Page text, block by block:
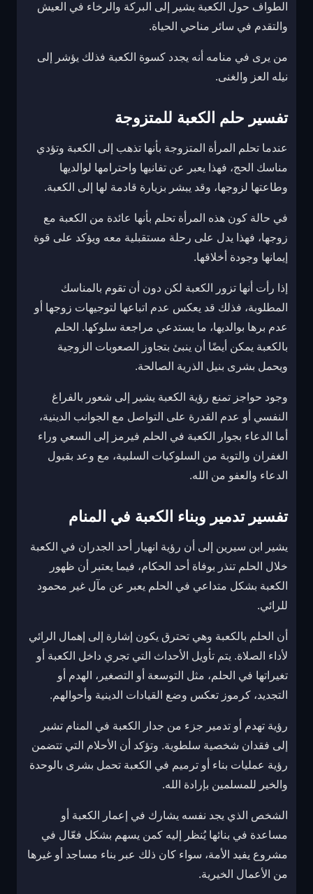
الطواف حول الكعبة يشير إلى البركة والرخاء في العيش
والتقدم في سائر مناحي الحياة.
من يرى في منامه أنه يجدد كسوة الكعبة فذلك يؤشر إلى
نيله العز والغنى.
تفسير حلم الكعبة للمتزوجة
عندما تحلم المرأة المتزوجة بأنها تذهب إلى الكعبة وتؤدي
مناسك الحج، فهذا يعبر عن تفانيها واحترامها لوالديها
وطاعتها لزوجها، وقد يبشر بزيارة قادمة لها إلى الكعبة.
في حالة كون هذه المرأة تحلم بأنها عائدة من الكعبة مع
زوجها، فهذا يدل على رحلة مستقبلية معه ويؤكد على قوة
إيمانها وجودة أخلاقها.
إذا رأت أنها تزور الكعبة لكن دون أن تقوم بالمناسك
المطلوبة، فذلك قد يعكس عدم اتباعها لتوجيهات زوجها أو
عدم برها بوالديها، ما يستدعي مراجعة سلوكها. الحلم
بالكعبة يمكن أيضًا أن ينبئ بتجاوز الصعوبات الزوجية
ويحمل بشرى بنيل الذرية الصالحة.
وجود حواجز تمنع رؤية الكعبة يشير إلى شعور بالفراغ
النفسي أو عدم القدرة على التواصل مع الجوانب الدينية،
أما الدعاء بجوار الكعبة في الحلم فيرمز إلى السعي وراء
الغفران والتوبة من السلوكيات السلبية، مع وعد بقبول
الدعاء والعفو من الله.
تفسير تدمير وبناء الكعبة في المنام
يشير ابن سيرين إلى أن رؤية انهيار أحد الجدران في الكعبة
خلال الحلم تنذر بوفاة أحد الحكام، فيما يعتبر أن ظهور
الكعبة بشكل متداعي في الحلم يعبر عن مآل غير محمود
للرائي.
أن الحلم بالكعبة وهي تحترق يكون إشارة إلى إهمال الرائي
لأداء الصلاة. يتم تأويل الأحداث التي تجري داخل الكعبة أو
تغيراتها في الحلم، مثل التوسعة أو التصغير، الهدم أو
التجديد، كرموز تعكس وضع القيادات الدينية وأحوالهم.
رؤية تهدم أو تدمير جزء من جدار الكعبة في المنام تشير
إلى فقدان شخصية سلطوية. وتؤكد أن الأحلام التي تتضمن
رؤية عمليات بناء أو ترميم في الكعبة تحمل بشرى بالوحدة
والخير للمسلمين بإرادة الله.
الشخص الذي يجد نفسه يشارك في إعمار الكعبة أو
مساعدة في بنائها يُنظر إليه كمن يسهم بشكل فعّال في
مشروع يفيد الأمة، سواء كان ذلك عبر بناء مساجد أو غيرها
من الأعمال الخيرية.